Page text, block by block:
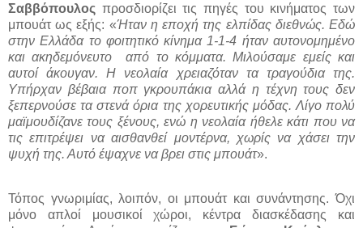
Σαββόπουλος προσδιορίζει τις πηγές του κινήματος των
μπουάτ ως εξής: «Ήταν η εποχή της ελπίδας διεθνώς. Εδώ
στην Ελλάδα το φοιτητικό κίνημα 1-1-4 ήταν αυτονομημένο
και ακηδεμόνευτο
από το κόμματα. Μιλούσαμε εμείς και
αυτοί άκουγαν. Η νεολαία χρειαζόταν τα τραγούδια της.
Υπήρχαν βέβαια ποπ γκρουπάκια αλλά η τέχνη τους δεν
ξεπερνούσε τα στενά όρια της χορευτικής μόδας. Λίγο πολύ
μαϊμουδίζανε τους ξένους, ενώ η νεολαία ήθελε κάτι που να
τις επιτρέψει να αισθανθεί μοντέρνα, χωρίς να χάσει την
ψυχή της. Αυτό έψαχνε να βρει στις μπουάτ».
Τόπος γνωριμίας, λοιπόν, οι μπουάτ και συνάντησης. Όχι
μόνο απλοί μουσικοί χώροι, κέντρα διασκέδασης και